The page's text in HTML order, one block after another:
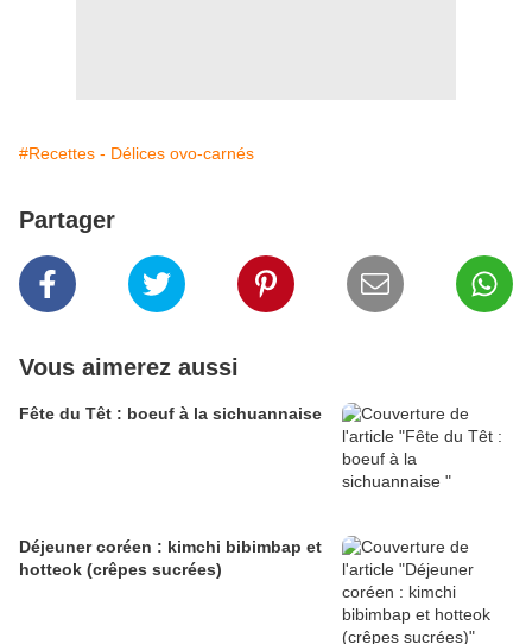
#Recettes - Délices ovo-carnés
Partager
Vous aimerez aussi
Fête du Têt : boeuf à la sichuannaise
Déjeuner coréen : kimchi bibimbap et
hotteok (crêpes sucrées)